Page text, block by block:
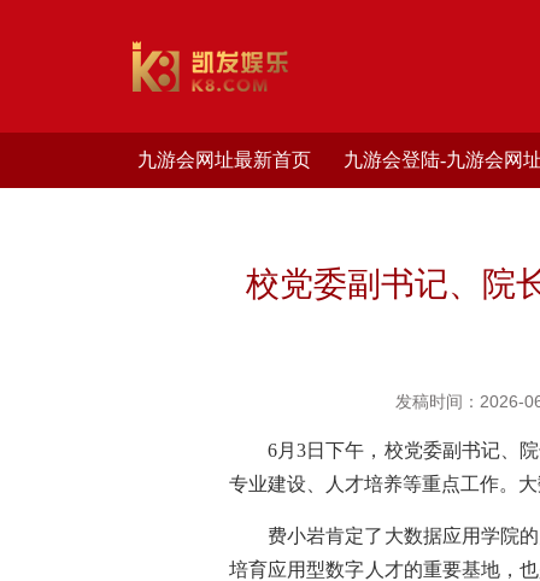
九游会网址最新首页 九游会登陆-九游会网
校党委副书记、院
发稿时间：2026-
6月3日下午，校党委副书记、
专业建设、人才培养等重点工作。
费小岩肯定了大数据应用学院
培育应用型数字人才的重要基地，